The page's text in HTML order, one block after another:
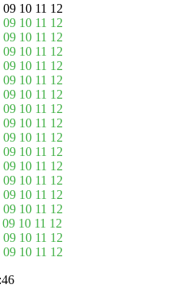
09 10 11 12
09 10 11 12
09 10 11 12
09 10 11 12
09 10 11 12
09 10 11 12
09 10 11 12
09 10 11 12
09 10 11 12
09 10 11 12
09 10 11 12
09 10 11 12
09 10 11 12
09 10 11 12
09 10 11 12
09 10 11 12
09 10 11 12
09 10 11 12